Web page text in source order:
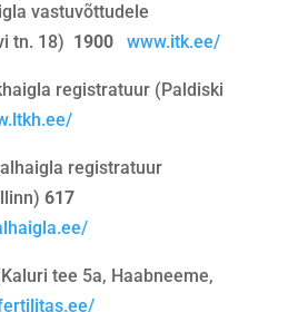
vastuvõttudele
tn. 18) 1900 www.itk.ee/
registratuur (Paldiski
registratuur
617
tee 5a, Haabneeme,